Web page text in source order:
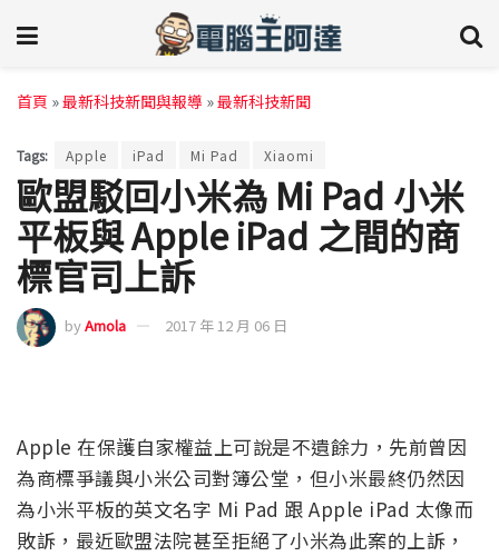
首頁 »最新科技新聞與報導 »最新科技新聞
Tags: Apple iPad Mi Pad Xiaomi
歐盟駁回小米為 Mi Pad 小米
平板與 Apple iPad 之間的商
標官司上訴
byAmola 2017 年 12 月 06 日
Apple 在保護自家權益上可說是不遺餘力，先前曾因
為商標爭議與小米公司對簿公堂，但小米最終仍然因
為小米平板的英文名字 Mi Pad 跟 Apple iPad 太像而
敗訴，最近歐盟法院甚至拒絕了小米為此案的上訴，